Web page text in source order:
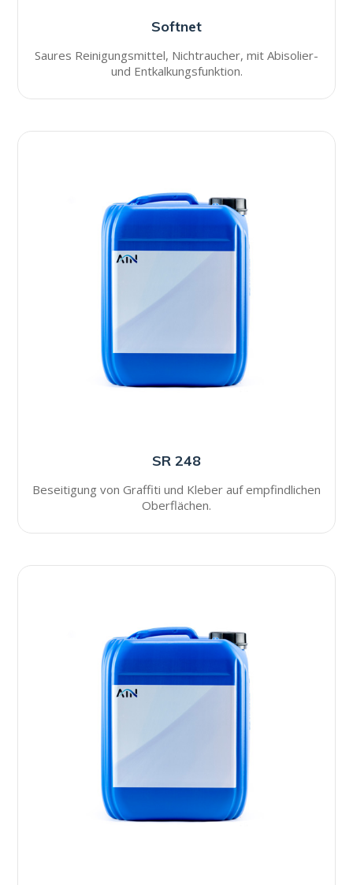
Softnet
Saures Reinigungsmittel, Nichtraucher, mit Abisolier-
und Entkalkungsfunktion.
SR 248
Beseitigung von Graffiti und Kleber auf empfindlichen
Oberflächen.